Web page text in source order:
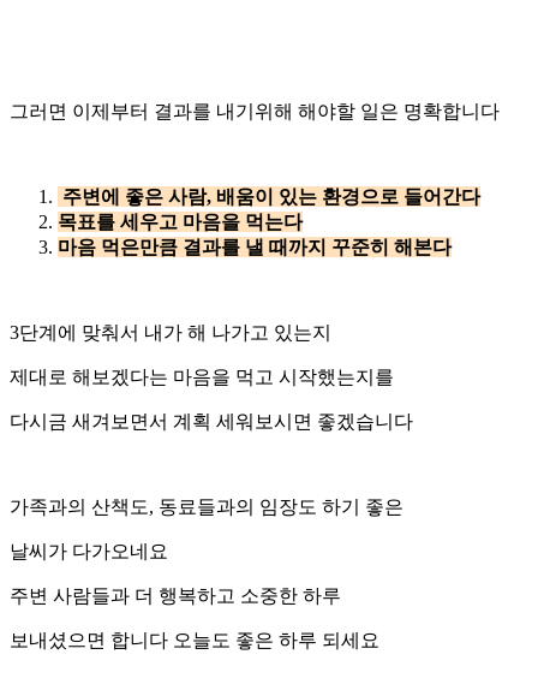
그러면 이제부터 결과를 내기위해 해야할 일은 명확합니다
주변에 좋은 사람, 배움이 있는 환경으로 들어간다
목표를 세우고 마음을 먹는다
마음 먹은만큼 결과를 낼 때까지 꾸준히 해본다
3단계에 맞춰서 내가 해 나가고 있는지
제대로 해보겠다는 마음을 먹고 시작했는지를
다시금 새겨보면서 계획 세워보시면 좋겠습니다
가족과의 산책도, 동료들과의 임장도 하기 좋은
날씨가 다가오네요
주변 사람들과 더 행복하고 소중한 하루
보내셨으면 합니다 오늘도 좋은 하루 되세요